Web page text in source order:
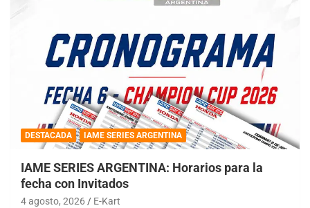
DESTACADA IAME SERIES ARGENTINA
IAME SERIES ARGENTINA: Horarios para la
fecha con Invitados
4 agosto, 2026 E-Kart